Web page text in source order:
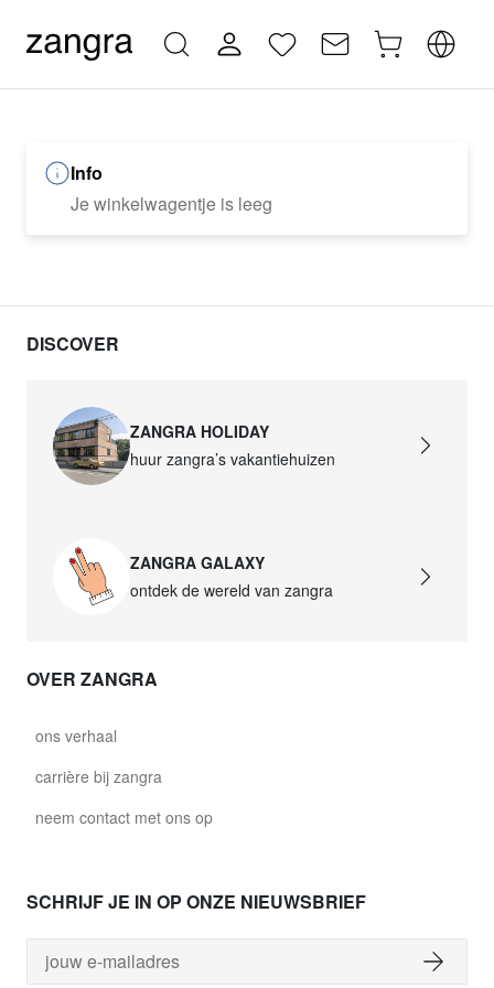
Info
Je winkelwagentje is leeg
DISCOVER
ZANGRA HOLIDAY
huur zangra’s vakantiehuizen
ZANGRA GALAXY
ontdek de wereld van zangra
OVER ZANGRA
ons verhaal
carrière bij zangra
neem contact met ons op
SCHRIJF JE IN OP ONZE NIEUWSBRIEF